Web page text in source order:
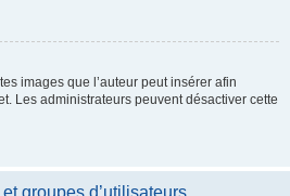
images que l’auteur peut insérer afin
Les administrateurs peuvent désactiver cette
groupes d’utilisateurs